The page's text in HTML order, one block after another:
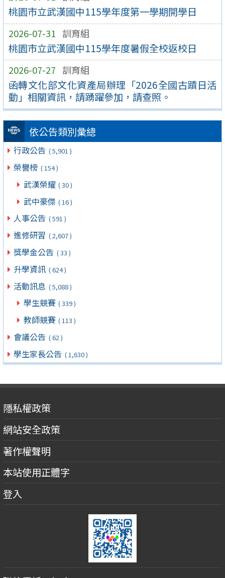
桃園市立武漢國中115學年度第一學期開學日
2026-07-31 訓育組
桃園市立武漢國中115學年度暑假全校返校日
2026-07-27 訓育組
函轉文化部文化資產局辦理「2026全國古蹟日活
動」相關資訊，請踴躍參加，請查照。
依公告類別彙總
行政公告 ( 5,901 )
榮譽榜 ( 154 )
武漢榮耀 ( 30 )
武中豪傑 ( 16 )
人事公告 ( 591 )
進修研習 ( 2,607 )
獎學金公告 ( 33 )
升學資訊 ( 624 )
活動訊息 ( 5,088 )
學生競賽 ( 339 )
教師競賽 ( 113 )
會議公告 ( 62 )
學生家長公告 ( 1,630 )
隱私權政策
網站安全政策
著作權聲明
本站使用正體字
登入